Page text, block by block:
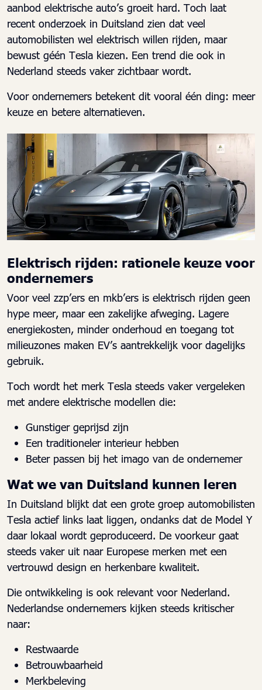
aanbod elektrische auto’s groeit hard. Toch laat
recent onderzoek in Duitsland zien dat veel
automobilisten wel elektrisch willen rijden, maar
bewust géén Tesla kiezen. Een trend die ook in
Nederland steeds vaker zichtbaar wordt.
Voor ondernemers betekent dit vooral één ding: meer
keuze en betere alternatieven.
Elektrisch rijden: rationele keuze voor
ondernemers
Voor veel zzp’ers en mkb’ers is elektrisch rijden geen
hype meer, maar een zakelijke afweging. Lagere
energiekosten, minder onderhoud en toegang tot
milieuzones maken EV’s aantrekkelijk voor dagelijks
gebruik.
Toch wordt het merk Tesla steeds vaker vergeleken
met andere elektrische modellen die:
Gunstiger geprijsd zijn
Een traditioneler interieur hebben
Beter passen bij het imago van de ondernemer
Wat we van Duitsland kunnen leren
In Duitsland blijkt dat een grote groep automobilisten
Tesla actief links laat liggen, ondanks dat de Model Y
daar lokaal wordt geproduceerd. De voorkeur gaat
steeds vaker uit naar Europese merken met een
vertrouwd design en herkenbare kwaliteit.
Die ontwikkeling is ook relevant voor Nederland.
Nederlandse ondernemers kijken steeds kritischer
naar:
Restwaarde
Betrouwbaarheid
Merkbeleving